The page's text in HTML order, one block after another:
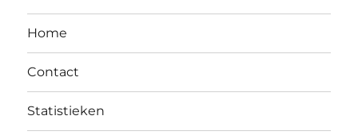
Home
Contact
Statistieken